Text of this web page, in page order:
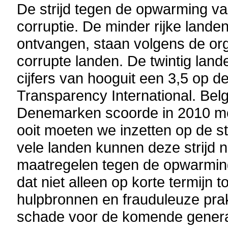
De strijd tegen de opwarming
corruptie. De minder rijke
ontvangen, staan volgens de
corrupte landen. De twintig
cijfers van hooguit een 3,5 op
Transparency International.
Denemarken scoorde in 2010
ooit moeten we inzetten op de
vele landen kunnen deze strijd
maatregelen tegen de
dat niet alleen op korte termijn
hulpbronnen en frauduleuze
schade voor de komende